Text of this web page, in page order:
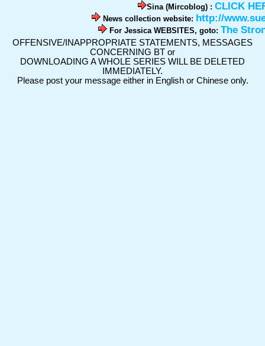
Sina (Mircoblog) : CLICK
News collection website: http://
For Jessica WEBSITES, goto: The
OFFENSIVE/INAPPROPRIATE STATEMENTS, MESSAGES
CONCERNING BT or
DOWNLOADING A WHOLE SERIES WILL BE DELETED
IMMEDIATELY.
Please post your message either in English or Chinese only.